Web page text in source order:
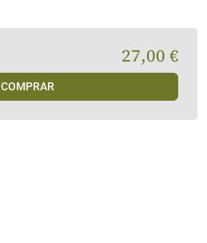
27,00 €
COMPRAR